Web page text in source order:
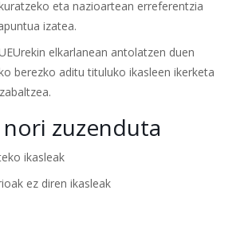
eta nazioartean erreferentzia
izatea.
elkarlanean antolatzen duen
berezko aditu tituluko ikasleen ikerketa
nori zuzenduta
ikasleak
ez diren ikasleak